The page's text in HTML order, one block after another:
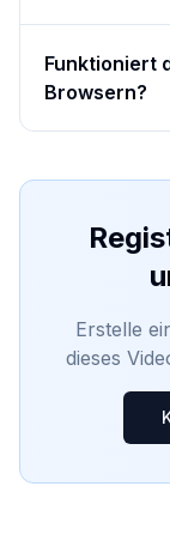
Funktioniert
Browsern?
Erstelle
dieses